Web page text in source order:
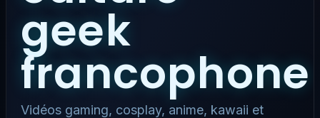
geek
francophone
Vidéos gaming, cosplay, anime, kawaii et